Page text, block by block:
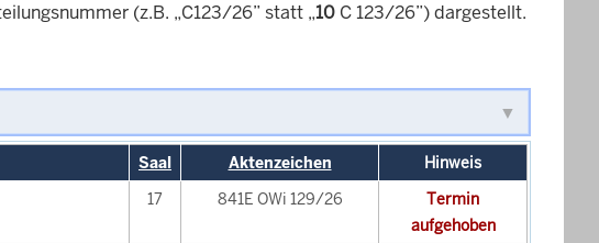
(z.B. „C123/26” statt „10 C 123/26”) dargestellt.
Saal Aktenzeichen
Hinweis
17 841E OWi 129/26
Termin
aufgehoben